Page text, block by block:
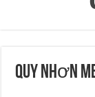
Quy Nhơn